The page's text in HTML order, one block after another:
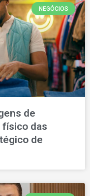
NEGÓCIOS
de
das
de